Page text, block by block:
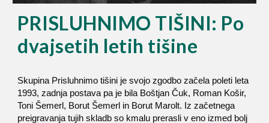
PRISLUHNIMO TIŠINI: Po
dvajsetih letih tišine
Skupina Prisluhnimo tišini je svojo zgodbo začela poleti leta
1993, zadnja postava pa je bila Boštjan Čuk, Roman Košir,
Toni Šemerl, Borut Šemerl in Borut Marolt. Iz začetnega
preigravanja tujih skladb so kmalu prerasli v eno izmed bolj